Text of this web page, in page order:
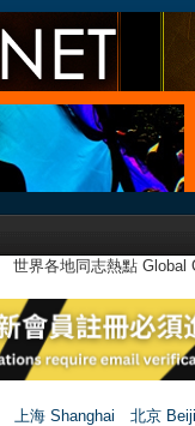
世界各地同志熱點
上海 Shanghai
北京